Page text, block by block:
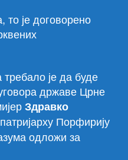
је договорено
је да буде
државе Црне
Здравко
Порфирију
одложи за